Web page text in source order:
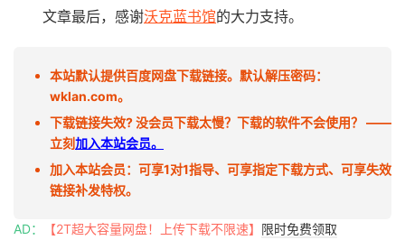
文章最后，感谢沃克蓝书馆的大力支持。
本站默认提供百度网盘下载链接。默认解压密码：
wklan.com。
下载链接失效? 没会员下载太慢？下载的软件不会使用？ ——
立刻加入本站会员。
加入本站会员：可享1对1指导、可享指定下载方式、可享失效
链接补发特权。
AD： 【2T超大容量网盘！上传下载不限速】 限时免费领取